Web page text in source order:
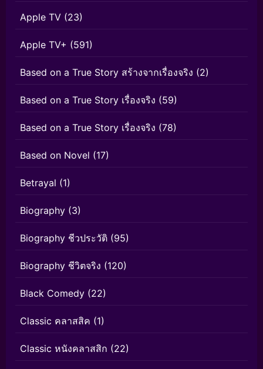
Apple TV (23)
Apple TV+ (591)
Based on a True Story สร้างจากเรื่องจริง (2)
Based on a True Story เรื่องจริง (59)
Based on a True Story เรื่องจริง (78)
Based on Novel (17)
Betrayal (1)
Biography (3)
Biography ชีวประวัติ (95)
Biography ชีวิตจริง (120)
Black Comedy (22)
Classic คลาสสิค (1)
Classic หนังคลาสสิก (22)